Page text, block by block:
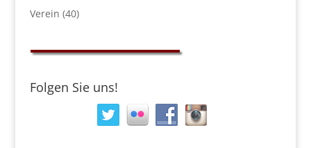
Verein (40)
Folgen Sie uns!